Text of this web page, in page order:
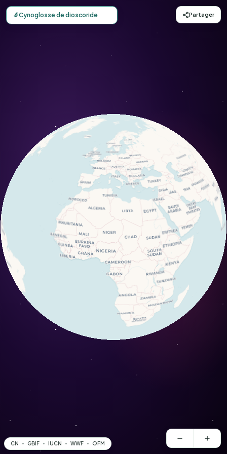
Carte d'observation du Cynoglosse de dioscoride
🔬Cynoglosse de dioscoride Partager
CN GBIF IUCN WWF OFM